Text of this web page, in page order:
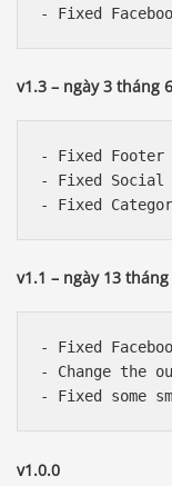
v1.3 – ngày 3 tháng
- Fixed Footer
- Fixed Social
v1.1 – ngày 13
- Fixed
- Change the
v1.0.0